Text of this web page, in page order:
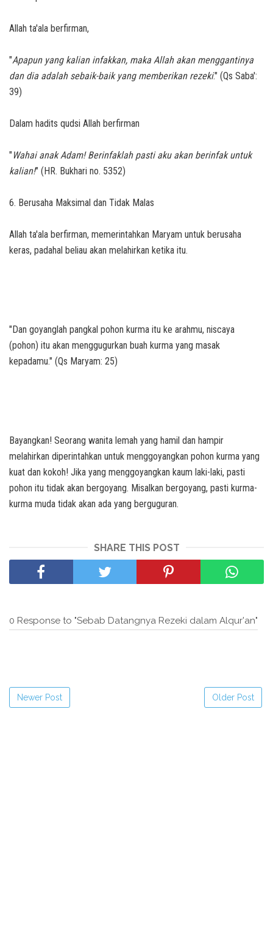
Allah ta'ala berfirman,
"Apapun yang kalian infakkan, maka Allah akan menggantinya
dan dia adalah sebaik-baik yang memberikan rezeki." (Qs Saba':
39)
Dalam hadits qudsi Allah berfirman
"Wahai anak Adam! Berinfaklah pasti aku akan berinfak untuk
kalian!" (HR. Bukhari no. 5352)
6. Berusaha Maksimal dan Tidak Malas
Allah ta'ala berfirman, memerintahkan Maryam untuk berusaha
keras, padahal beliau akan melahirkan ketika itu.
"Dan goyanglah pangkal pohon kurma itu ke arahmu, niscaya
(pohon) itu akan menggugurkan buah kurma yang masak
kepadamu." (Qs Maryam: 25)
Bayangkan! Seorang wanita lemah yang hamil dan hampir
melahirkan diperintahkan untuk menggoyangkan pohon kurma yang
kuat dan kokoh! Jika yang menggoyangkan kaum laki-laki, pasti
pohon itu tidak akan bergoyang. Misalkan bergoyang, pasti kurma-
kurma muda tidak akan ada yang berguguran.
SHARE THIS POST
0 Response to "Sebab Datangnya Rezeki dalam Alqur'an"
Newer Post Older Post